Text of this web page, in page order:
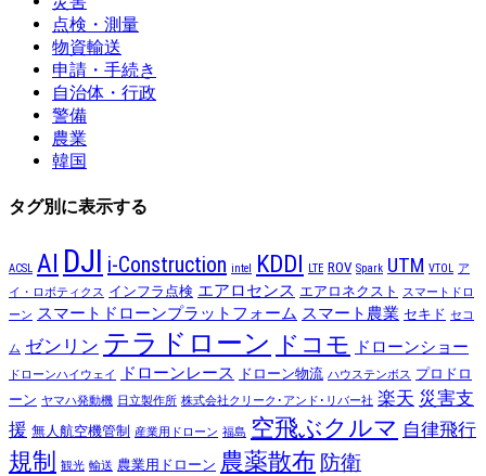
点検・測量
物資輸送
申請・手続き
自治体・行政
警備
農業
韓国
タグ別に表示する
ACSL AI DJI i-Construction intel KDDI LTE ROV Spark UTM VTOL ア
イ・ロボティクス インフラ点検 エアロセンス エアロネクスト
スマートドロ
ーン スマートドローンプラットフォーム スマート農業 セキド セコ
ム ゼンリン テラドローン ドコモ ドローンショー
ドローンハイウェイ ドローンレース ドローン物流 ハウステンボス プロドロ
ーン ヤマハ発動機 日立製作所 株式会社クリーク･アンド･リバー社 楽天 災害支
援 無人航空機管制 産業用ドローン 福島 空飛ぶクルマ 自律飛行
規制 観光 輸送 農業用ドローン 農薬散布 防衛